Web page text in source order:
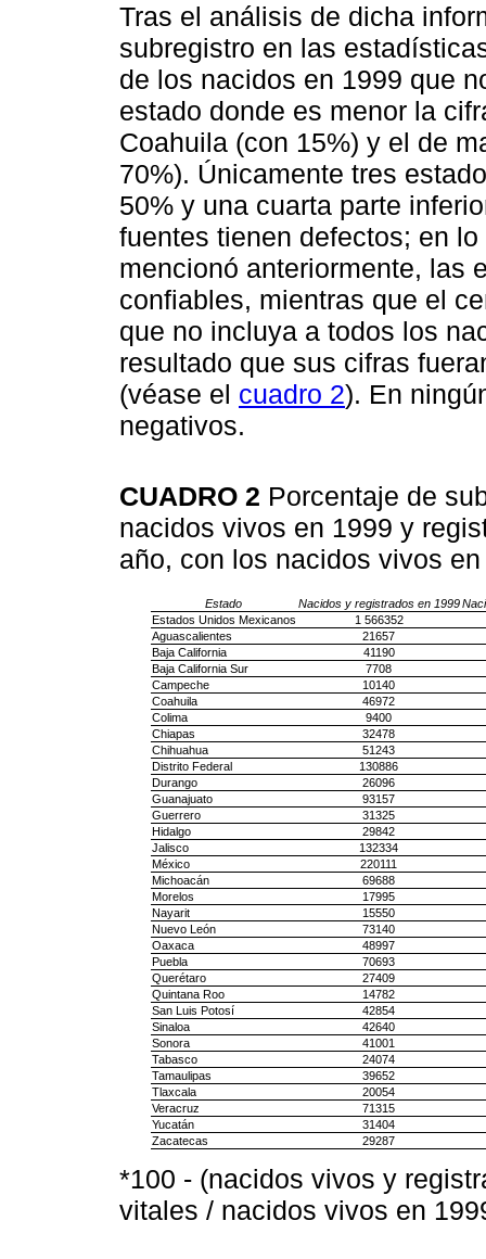
Tras el análisis de dicha
subregistro en las
de los nacidos en 1999 que
estado donde es menor la
Coahuila (con 15%) y el de
70%). Únicamente tres
50% y una cuarta parte
fuentes tienen defectos; en
mencionó anteriormente, las
confiables, mientras que el
que no incluya a todos los
resultado que sus cifras
(véase el cuadro 2). En
negativos.
CUADRO 2 Porcentaje de
nacidos vivos en 1999 y
año, con los nacidos vivos
Estado Nacidos y registrados en 1999
Estados Unidos Mexicanos
1 566352
Aguascalientes
21657
Baja California
41190
Baja California Sur
7708
Campeche
10140
Coahuila
46972
Colima
9400
Chiapas
32478
Chihuahua
51243
Distrito Federal
130886
Durango
26096
Guanajuato
93157
Guerrero
31325
Hidalgo
29842
Jalisco
132334
México
220111
Michoacán
69688
Morelos
17995
Nayarit
15550
Nuevo León
73140
Oaxaca
48997
Puebla
70693
Querétaro
27409
Quintana Roo
14782
San Luis Potosí
42854
Sinaloa
42640
Sonora
41001
Tabasco
24074
Tamaulipas
39652
Tlaxcala
20054
Veracruz
71315
Yucatán
31404
Zacatecas
29287
*100 - (nacidos vivos y
vitales / nacidos vivos en